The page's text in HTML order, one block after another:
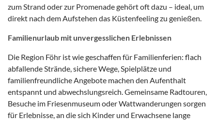
zum Strand oder zur Promenade gehört oft dazu – ideal, um
direkt nach dem Aufstehen das Küstenfeeling zu genießen.
Familienurlaub mit unvergesslichen Erlebnissen
Die Region Föhr ist wie geschaffen für Familienferien: flach
abfallende Strände, sichere Wege, Spielplätze und
familienfreundliche Angebote machen den Aufenthalt
entspannt und abwechslungsreich. Gemeinsame Radtouren,
Besuche im Friesenmuseum oder Wattwanderungen sorgen
für Erlebnisse, an die sich Kinder und Erwachsene lange